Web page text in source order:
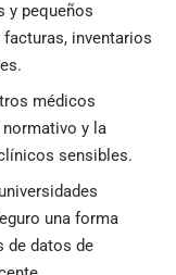
y pequeños
inventarios
médicos
y la
sensibles.
una forma
de datos de